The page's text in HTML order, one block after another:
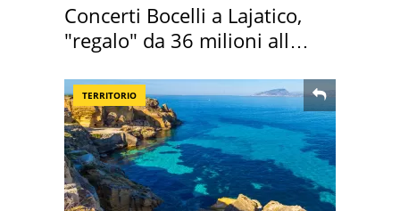
Concerti Bocelli a Lajatico,
"regalo" da 36 milioni alla
TERRITORIO